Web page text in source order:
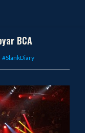
BCA
#SlankDiary